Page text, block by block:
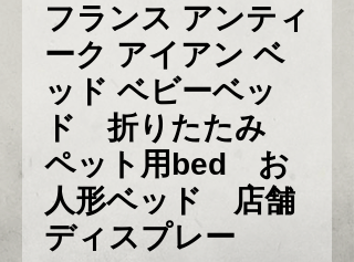
フランス アンティ
ーク アイアン ベ
ッド ベビーベッ
ド 折りたたみ
ペット用bed お
人形ベッド 店舗
ディスプレー